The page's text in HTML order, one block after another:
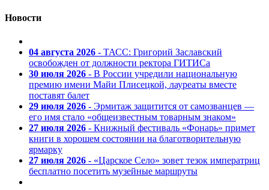
Новости
04 августа 2026 - ТАСС: Григорий Заславский
освобожден от должности ректора ГИТИСа
30 июля 2026 - В России учредили национальную
премию имени Майи Плисецкой, лауреаты вместе
поставят балет
29 июля 2026 - Эрмитаж защитится от самозванцев —
его имя стало «общеизвестным товарным знаком»
27 июля 2026 - Книжный фестиваль «Фонарь» примет
книги в хорошем состоянии на благотворительную
ярмарку
27 июля 2026 - «Царское Село» зовет тезок императриц
бесплатно посетить музейные маршруты